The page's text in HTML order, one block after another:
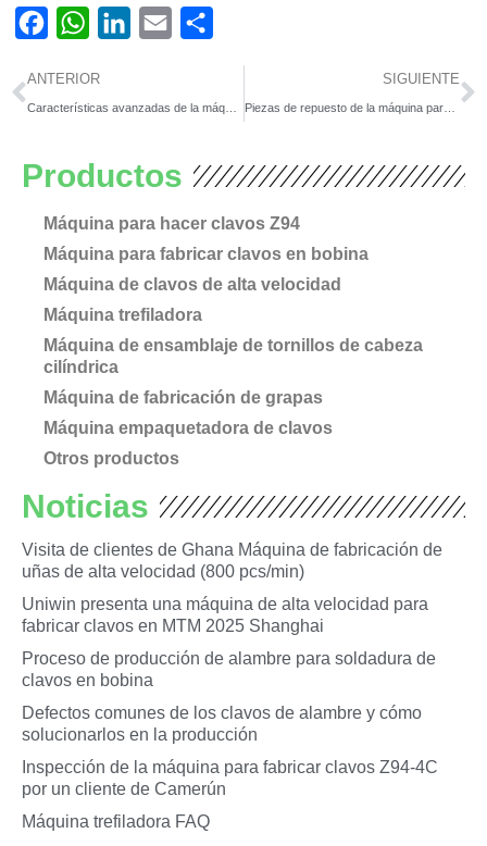
FacebookWhatsAppLinkedIn
Email
Ant
ANTERIOR SIGUIENTE
Piezas de repuesto de la máquina para fabricar clavos en bobina
Productos
Máquina para hacer clavos Z94
Máquina para fabricar clavos en bobina
Máquina de clavos de alta velocidad
Máquina trefiladora
Máquina de ensamblaje de tornillos de cabeza
cilíndrica
Máquina de fabricación de grapas
Máquina empaquetadora de clavos
Otros productos
Noticias
Visita de clientes de Ghana Máquina de fabricación de
uñas de alta velocidad (800 pcs/min)
Uniwin presenta una máquina de alta velocidad para
fabricar clavos en MTM 2025 Shanghai
Proceso de producción de alambre para soldadura de
clavos en bobina
Defectos comunes de los clavos de alambre y cómo
solucionarlos en la producción
Inspección de la máquina para fabricar clavos Z94-4C
por un cliente de Camerún
Máquina trefiladora FAQ